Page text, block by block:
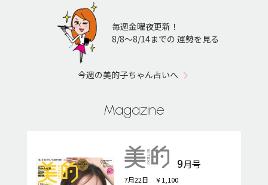
毎週金曜夜更新！
8/8〜8/14までの 運勢を見る
今週の美的子ちゃん占いへ
Magazine
9月号
7月22日 ￥1,100